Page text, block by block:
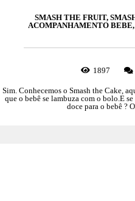
SMASH THE FRUIT,
ACOMPANHAMENTO
1897
Sim. Conhecemos o Smash the Cake,
que o bebê se lambuza com o bolo.E
doce para o bebê ?